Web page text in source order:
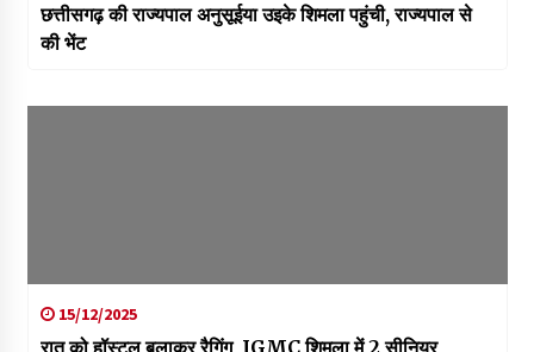
छत्तीसगढ़ की राज्यपाल अनुसूईया उइके शिमला पहुंची, राज्यपाल से
की भेंट
15/12/2025
रात को हॉस्टल बुलाकर रैगिंग, IGMC शिमला में 2 सीनियर